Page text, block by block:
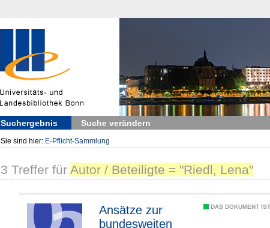
Suchergebnis Suche verändern
Sie sind hier: E-Pflicht-Sammlung
3 Treffer für Autor / Beteiligte = "Riedl, Lena"
DAS DOKUMENT
Ansätze zur
bundesweiten